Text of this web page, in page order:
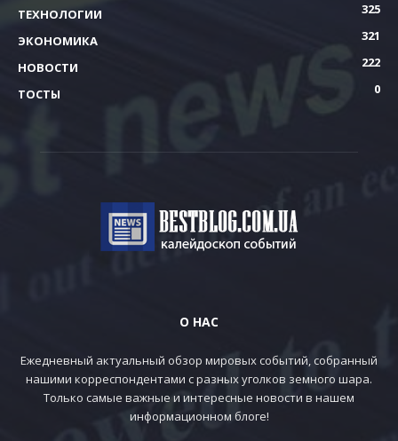
ТЕХНОЛОГИИ
325
ЭКОНОМИКА
321
НОВОСТИ
222
ТОСТЫ
0
О НАС
Ежедневный актуальный обзор мировых событий, собранный
нашими корреспондентами с разных уголков земного шара.
Только самые важные и интересные новости в нашем
информационном блоге!